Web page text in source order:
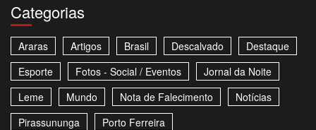
Categorias
Araras Artigos Brasil Descalvado
Destaque
Esporte
Fotos - Social / Eventos
Jornal da Noite
Leme
Mundo Nota de Falecimento
Notícias
Pirassununga
Porto Ferreira